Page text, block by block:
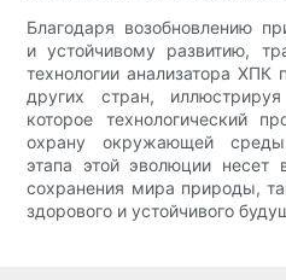
Благодаря возобновлению
и устойчивому развитию,
технологии анализатора
других стран,
которое технологический
охрану окружающей
этапа этой эволюции несет
сохранения мира природы,
здорового и устойчивого